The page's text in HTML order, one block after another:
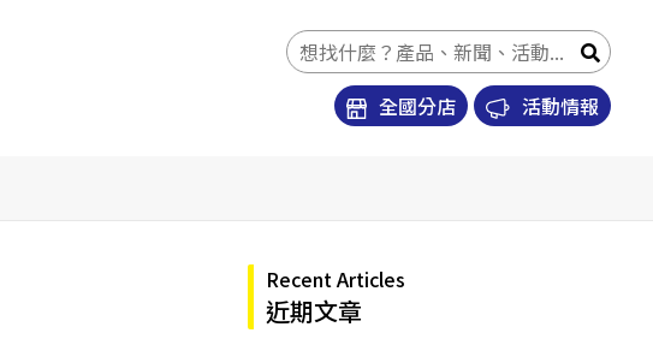
活動情報
全國分店
Recent Articles
近期文章